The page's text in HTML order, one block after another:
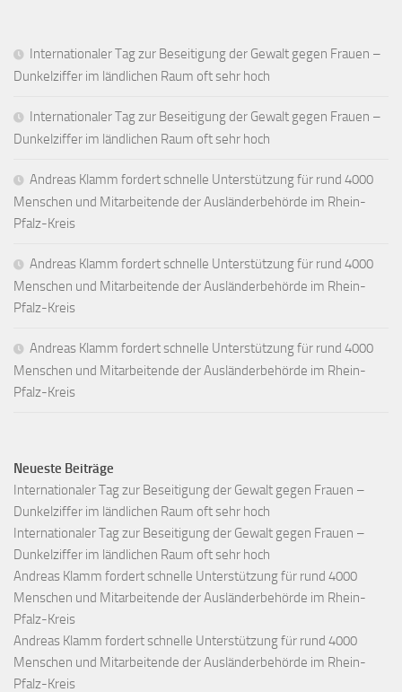
Internationaler Tag zur Beseitigung der Gewalt gegen Frauen –
Dunkelziffer im ländlichen Raum oft sehr hoch
Internationaler Tag zur Beseitigung der Gewalt gegen Frauen –
Dunkelziffer im ländlichen Raum oft sehr hoch
Andreas Klamm fordert schnelle Unterstützung für rund 4000
Menschen und Mitarbeitende der Ausländerbehörde im Rhein-
Pfalz-Kreis
Andreas Klamm fordert schnelle Unterstützung für rund 4000
Menschen und Mitarbeitende der Ausländerbehörde im Rhein-
Pfalz-Kreis
Andreas Klamm fordert schnelle Unterstützung für rund 4000
Menschen und Mitarbeitende der Ausländerbehörde im Rhein-
Pfalz-Kreis
Neueste Beiträge
Internationaler Tag zur Beseitigung der Gewalt gegen Frauen –
Dunkelziffer im ländlichen Raum oft sehr hoch
Internationaler Tag zur Beseitigung der Gewalt gegen Frauen –
Dunkelziffer im ländlichen Raum oft sehr hoch
Andreas Klamm fordert schnelle Unterstützung für rund 4000
Menschen und Mitarbeitende der Ausländerbehörde im Rhein-
Pfalz-Kreis
Andreas Klamm fordert schnelle Unterstützung für rund 4000
Menschen und Mitarbeitende der Ausländerbehörde im Rhein-
Pfalz-Kreis